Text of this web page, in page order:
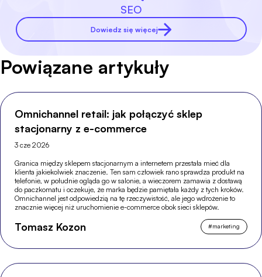
SEO
Dowiedz się więcej
Powiązane artykuły
Omnichannel retail: jak połączyć sklep
stacjonarny z e-commerce
3 cze 2026
Granica między sklepem stacjonarnym a internetem przestała mieć dla
klienta jakiekolwiek znaczenie. Ten sam człowiek rano sprawdza produkt na
telefonie, w południe ogląda go w salonie, a wieczorem zamawia z dostawą
do paczkomatu i oczekuje, że marka będzie pamiętała każdy z tych kroków.
Omnichannel jest odpowiedzią na tę rzeczywistość, ale jego wdrożenie to
znacznie więcej niż uruchomienie e-commerce obok sieci sklepów.
Tomasz Kozon #marketing